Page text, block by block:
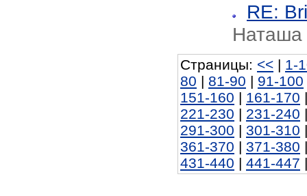
RE:
Наташа
Страницы: << | 1-
80 | 81-90 | 91-100
151-160 | 161-170 |
221-230 | 231-240 |
291-300 | 301-310 |
361-370 | 371-380 |
431-440 | 441-447 |